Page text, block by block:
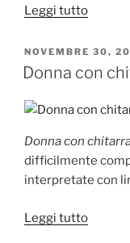
Leggi tutto“Mosè
le
di
di
Rosso
PUBBLICATO
IL
NOVEMBRE 30,
Donna con
Donna con
difficilmente
interpretate con
Leggi tutto“Donna